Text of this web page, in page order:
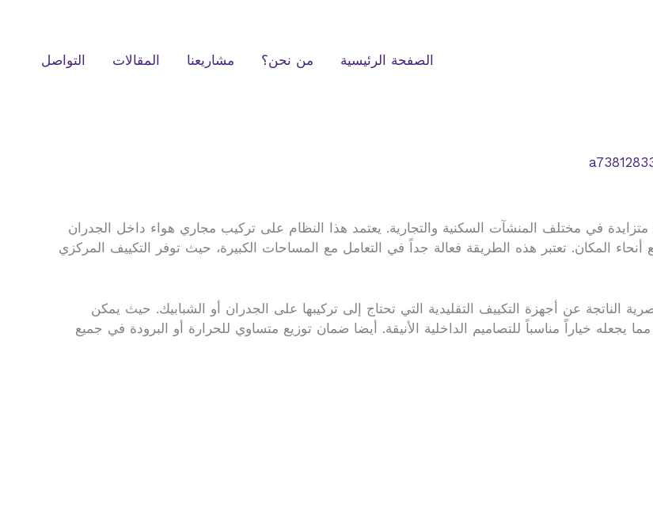
الصفحة الرئيسية من نحن؟ مشاريعنا المقالات التواصل
في مختلف المنشآت السكنية والتجارية. يعتمد هذا النظام على تركيب مجاري هواء داخل الجدران
المكان. تعتبر هذه الطريقة فعالة جداً في التعامل مع المساحات الكبيرة، حيث توفر التكييف المركزي
الناتجة عن أجهزة التكييف التقليدية التي تحتاج إلى تركيبها على الجدران أو الشبابيك. حيث يمكن
يجعله خياراً مناسباً للتصاميم الداخلية الأنيقة. أيضا ضمان توزيع متساوي للحرارة أو البرودة في جميع